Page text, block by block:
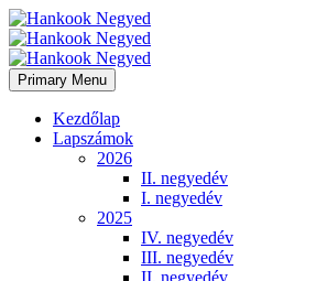
Primary Menu
Kezdőlap
Lapszámok
2026
II. negyedév
I. negyedév
2025
IV. negyedév
III. negyedév
II. negyedév